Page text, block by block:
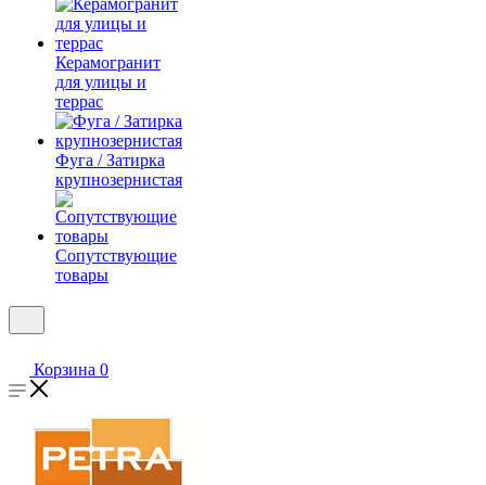
Керамогранит
для улицы и
террас
Фуга / Затирка
крупнозернистая
Сопутствующие
товары
Корзина 0